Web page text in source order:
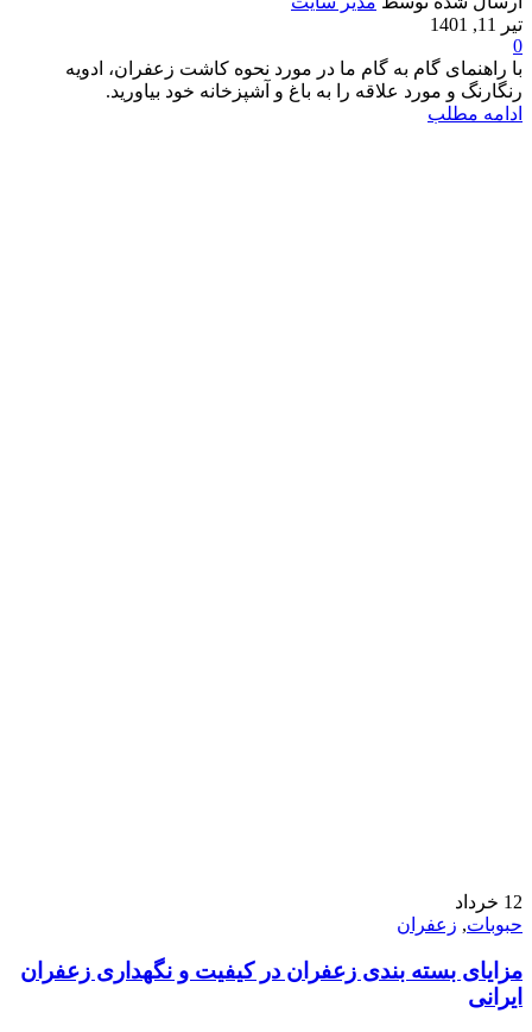
تیر 11, 1401
0
با راهنمای گام به گام ما در مورد نحوه کاشت زعفران، ادویه
رنگارنگ و مورد علاقه را به باغ و آشپزخانه خود بیاورید.
ادامه مطلب
12 خرداد
حبوبات, زعفران
مزایای بسته بندی زعفران در کیفیت و نگهداری زعفران
ایرانی